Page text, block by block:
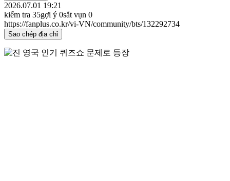
2026.07.01 19:21
kiểm tra 35gợi ý 0sắt vụn 0
https://fanplus.co.kr/vi-VN/community/bts/132292734
Sao chép địa chỉ